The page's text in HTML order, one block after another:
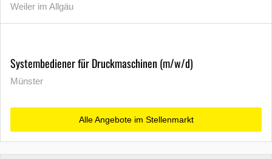
Weiler im Allgäu
Systembediener für Druckmaschinen (m/w/d)
Münster
Alle Angebote im Stellenmarkt